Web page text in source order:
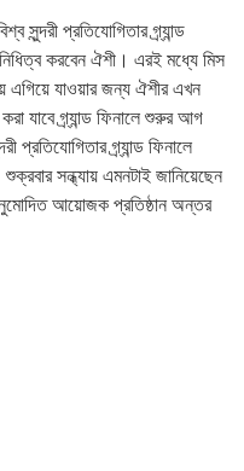
সুন্দরী প্রতিযোগিতার গ্র্যান্ড
করবেন ঐশী। এরই মধ্যে মিস
এগিয়ে যাওয়ার জন্য ঐশীর এখন
যাবে গ্র্যান্ড ফিনালে শুরুর আগ
প্রতিযোগিতার গ্র্যান্ড ফিনালে
সন্ধ্যায় এমনটাই জানিয়েছেন
আয়োজক প্রতিষ্ঠান অন্তর